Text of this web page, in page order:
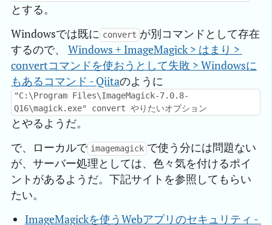
とする。
Windowsでは既に convert が別コマンドとして存在
するので、 Windows + ImageMagick > はまり >
convertコマンドを使おうとして失敗 > Windowsに
もあるコマンド - Qiitaのように
"C:\Program Files\ImageMagick-7.0.8-
Q16\magick.exe" convert やりたいオプション
とやるようだ。
で、ローカルで imagemagick で使う分には問題ない
が、サーバー処理としては、色々気を付けるポイ
ントがあるようだ。下記サイトを参照してもらい
たい。
ImageMagickを使うWebアプリのセキュリティ -